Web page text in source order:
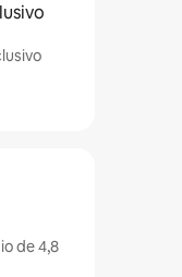
de 4,8